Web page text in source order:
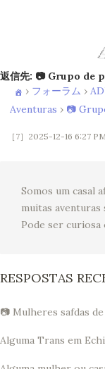
返信先: 📷 Grupo de
› フォーラム ›
Aventuras › 📷
［7］2025-12-16 6:27
Somos um casal
muitas aventuras
Pode ser curiosa
RESPOSTAS
📷 Mulheres safdas
Alguma Trans em